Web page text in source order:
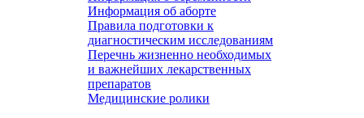
Информация об аборте
Правила подготовки к
диагностическим исследованиям
Перечнь жизненно необходимых
и важнейших лекарственных
препаратов
Медицинские ролики